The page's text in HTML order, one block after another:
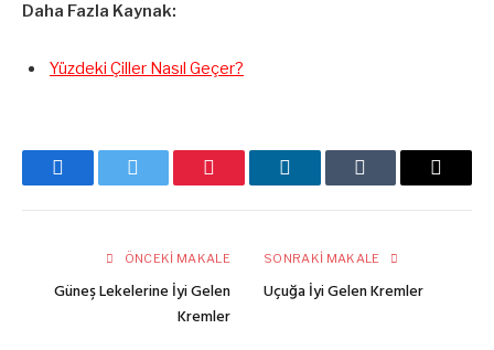
Daha Fazla Kaynak:
Yüzdeki Çiller Nasıl Geçer?
FacebookTwitter Pinterest LinkedInTumblr
E-
ÖNCEKI MAKALE
Güneş Lekelerine İyi Gelen
Kremler
SONRAKI MAKALE
Uçuğa İyi Gelen Kremler